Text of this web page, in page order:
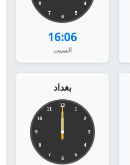
4
5
6
7
8
16:06
السبت
بغداد
12
1
2
3
4
5
6
7
8
9
10
11